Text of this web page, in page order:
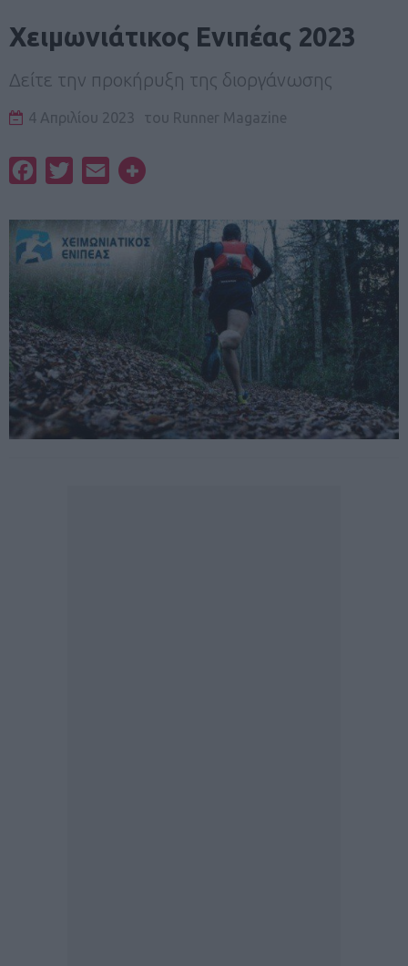
Χειμωνιάτικος Ενιπέας 2023
Δείτε την προκήρυξη της διοργάνωσης
4 Απριλίου 2023 του Runner Magazine
FacebookTwitterEmail